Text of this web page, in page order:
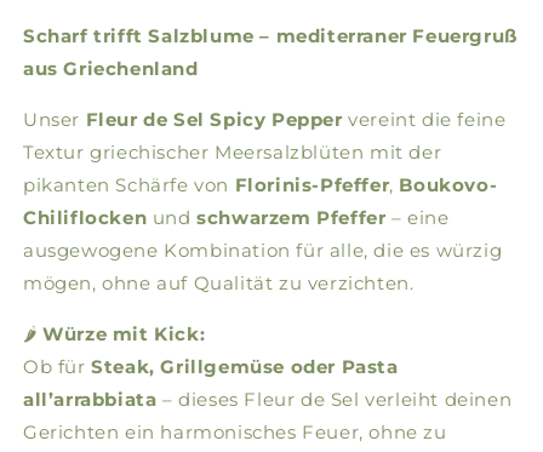
Scharf trifft Salzblume – mediterraner Feuergruß
aus Griechenland
Unser Fleur de Sel Spicy Pepper vereint die feine
Textur griechischer Meersalzblüten mit der
pikanten Schärfe von Florinis-Pfeffer, Boukovo-
Chiliflocken undschwarzem Pfeffer – eine
ausgewogene Kombination für alle, die es würzig
mögen, ohne auf Qualität zu verzichten.
🌶️Würze mit Kick:
Ob fürSteak, Grillgemüse oder Pasta
all’arrabbiata – dieses Fleur de Sel verleiht deinen
Gerichten ein harmonisches Feuer, ohne zu